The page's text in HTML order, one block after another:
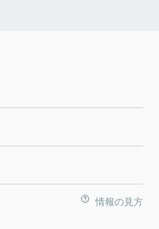
情報の見方